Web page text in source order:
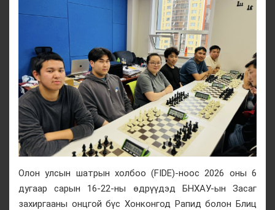
Олон улсын шатрын холбоо (FIDE)-ноос 2026 оны 6
дугаар сарын 16-22-ны өдрүүдэд БНХАУ-ын Засаг
захиргааны онцгой бүс Хонконгод Рапид болон Блиц